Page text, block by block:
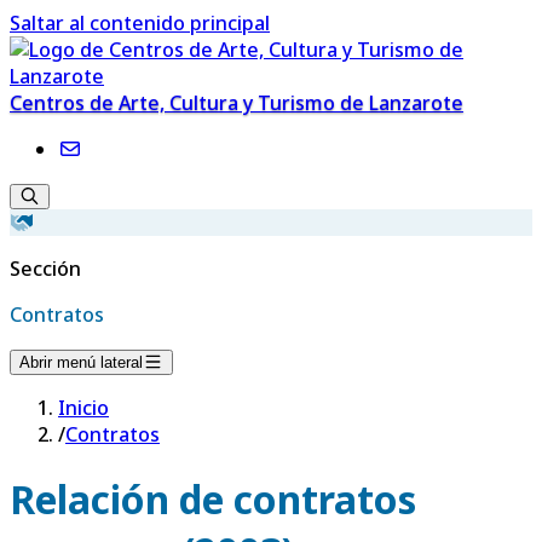
Saltar al contenido principal
Centros de Arte, Cultura y Turismo de Lanzarote
Sección
Contratos
Abrir menú lateral
Inicio
/Contratos
Relación de contratos